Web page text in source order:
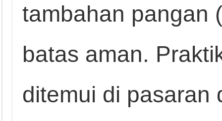
tambahan pangan
batas aman.
ditemui di pasaran